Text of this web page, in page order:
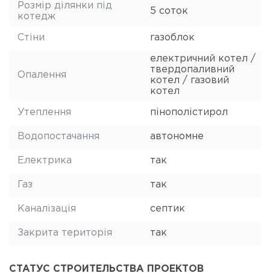
Розмір ділянки під
котедж
5 соток
Стіни газоблок
Опалення
електричний котел /
твердопаливний
котел / газовий
котел
Утеплення пінополістирол
Водопостачання автономне
Електрика так
Газ так
Каналізація септик
Закрита територія так
СТАТУС СТРОИТЕЛЬСТВА ПРОЕКТОВ